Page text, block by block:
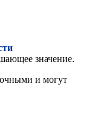
значение.
и могут